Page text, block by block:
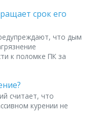
срок его
что дым
к поломке ПК за
считает, что
курении не